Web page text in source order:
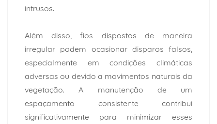
intrusos.
Além disso, fios dispostos de maneira
irregular podem ocasionar disparos falsos,
especialmente em condições climáticas
adversas ou devido a movimentos naturais da
vegetação. A manutenção de um
espaçamento consistente contribui
significativamente para minimizar esses